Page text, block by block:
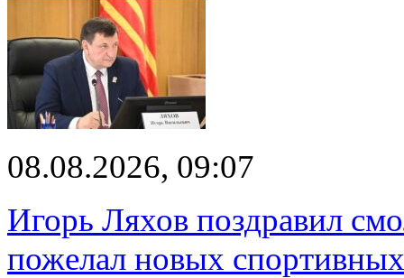
08.08.2026, 09:07
Игорь Ляхов поздравил
пожелал новых